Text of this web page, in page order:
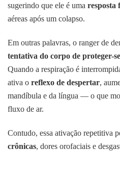
sugerindo que ele é uma resposta
aéreas após um colapso.
Em outras palavras, o ranger de
tentativa do corpo de proteger-se
Quando a respiração é
ativa o reflexo de despertar,
mandíbula e da língua — o que
fluxo de ar.
Contudo, essa ativação repetitiva
crônicas, dores orofaciais e